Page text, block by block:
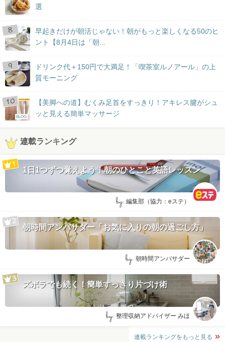
選
早起きだけが朝活じゃない！朝がもっと楽しくなる50のヒ
ント【8月4日は「朝...
ドリンク代＋150円で大満足！「喫茶室ルノアール」の上
質モーニング
BLOG
【美脚への道】むくみ足首をすっきり！アキレス腱がシュ
ッと見える簡単マッサージ
連載ランキング
1日1つずつ覚えよう！朝のひとこと英語レッスン
by: 編集部（協力：eステ）
朝時間アンバサダー「お気に入りの朝の過ごし方」
by: 朝時間アンバサダー
ズボラでも続く！簡単すっきり片づけ術
by: 整理収納アドバイザー みほ
連載ランキングをもっと見る